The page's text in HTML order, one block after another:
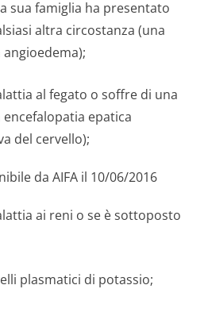
sua famiglia ha presentato
altra circostanza (una
al fegato o soffre di una
epatica
del cervello);
da AIFA il 10/06/2016
ai reni o se è sottoposto
plasmatici di potassio;